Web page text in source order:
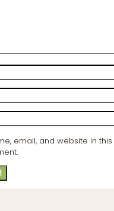
email, and website in